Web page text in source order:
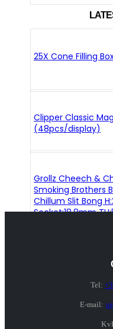
25X Cone Filling
Clipper Classic
(48pcs/display)
Grollz Cheech &
Smoking Brothers
Chillum Slit Bong
Socket:18.8mm
Tel:
E-mail: